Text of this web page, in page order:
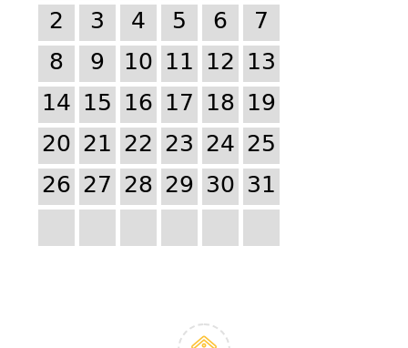
2
3 4 5 6
7
8
9 10 11 12 13
14 15 16 17 18 19
20 21 22 23 24 25
26 27 28 29 30 31